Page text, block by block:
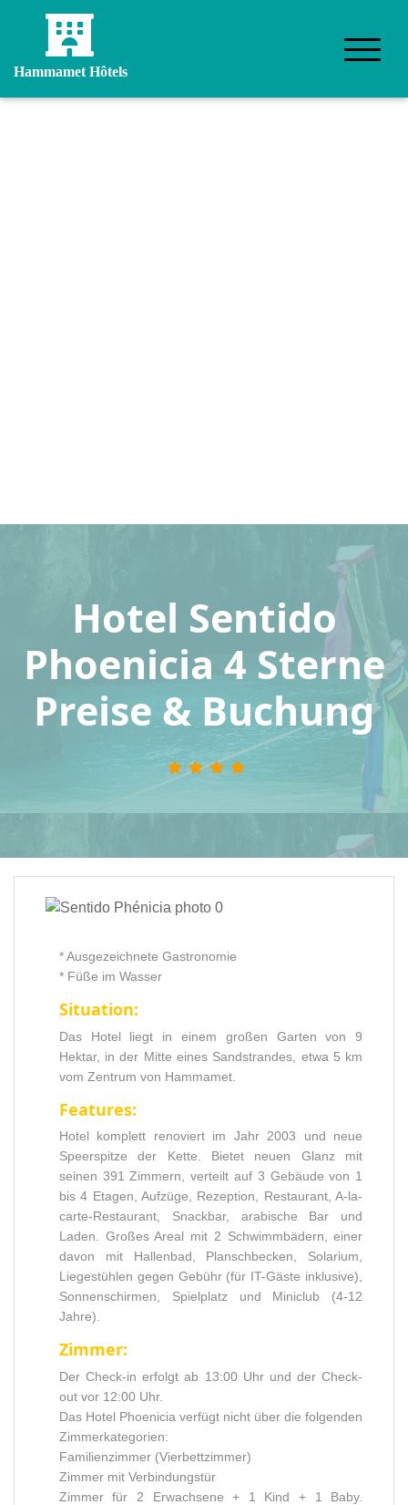
Hammamet Hôtels
Hotel Sentido
Phoenicia 4 Sterne
Preise & Buchung
* Ausgezeichnete Gastronomie
* Füße im Wasser
Situation:
Das Hotel liegt in einem großen Garten von 9
Hektar, in der Mitte eines Sandstrandes, etwa 5 km
vom Zentrum von Hammamet.
Features:
Hotel komplett renoviert im Jahr 2003 und neue
Speerspitze der Kette. Bietet neuen Glanz mit
seinen 391 Zimmern, verteilt auf 3 Gebäude von 1
bis 4 Etagen, Aufzüge, Rezeption, Restaurant, A-la-
carte-Restaurant, Snackbar, arabische Bar und
Laden. Großes Areal mit 2 Schwimmbädern, einer
davon mit Hallenbad, Planschbecken, Solarium,
Liegestühlen gegen Gebühr (für IT-Gäste inklusive),
Sonnenschirmen, Spielplatz und Miniclub (4-12
Jahre).
Zimmer:
Der Check-in erfolgt ab 13:00 Uhr und der Check-
out vor 12:00 Uhr.
Das Hotel Phoenicia verfügt nicht über die folgenden
Zimmerkategorien:
Familienzimmer (Vierbettzimmer)
Zimmer mit Verbindungstür
Zimmer für 2 Erwachsene + 1 Kind + 1 Baby.